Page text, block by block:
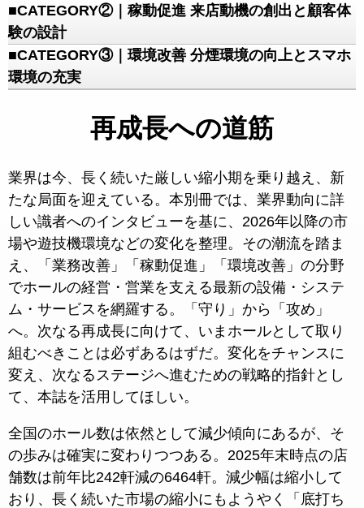
■CATEGORY②｜稼動促進 来店動機の創出と顧客体
験の設計
■CATEGORY③｜環境改善 分煙環境の向上とスマホ
環境の充実
再成長への道筋
業界は今、長く続いた厳しい縮小期を乗り越え、新
たな局面を迎えている。本別冊では、業界動向に詳
しい識者へのインタビューを基に、2026年以降の市
場や遊技機環境などの変化を整理。その潮流を踏ま
え、「業務改善」「稼動促進」「環境改善」の分野
でホールの経営・営業を支える最新の設備・システ
ム・サービスを網羅する。「守り」から「攻め」
へ。次なる再成長に向けて、いまホールとして取り
組むべきことは必ずあるはずだ。変化をチャンスに
変え、次なるステージへ進むための戦略的指針とし
て、本誌を活用してほしい。
全国のホール数は依然として減少傾向にあるが、そ
の歩みは確実に変わりつつある。2025年末時点の店
舗数は前年比242軒減の6464軒。減少幅は縮小して
おり、長く続いた市場の縮小にもようやく「底打ち